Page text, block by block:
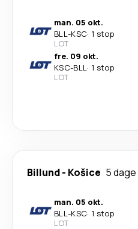
man. 05 okt.
BLL-KSC· 1 stop
LOT
fre. 09 okt.
KSC-BLL· 1 stop
LOT
Billund- Košice 5 dage
man. 05 okt.
BLL-KSC· 1 stop
LOT